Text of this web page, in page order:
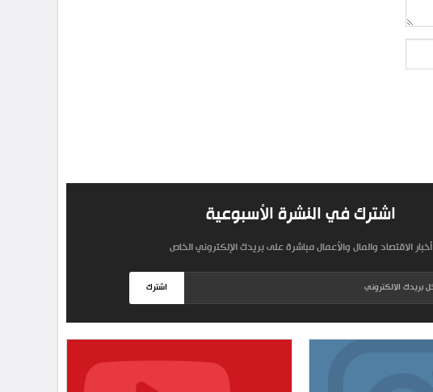
اشترك في النشرة الأسبوعية
أخبار الاقتصاد والمال والأعمال مباشرة على بريدك الإلكتروني الخاص
اشترك